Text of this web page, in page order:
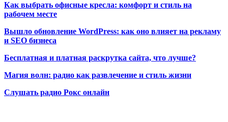
Как выбрать офисные кресла: комфорт и стиль на
рабочем месте
Вышло обновление WordPress: как оно влияет на рекламу
и SEO бизнеса
Бесплатная и платная раскрутка сайта, что лучше?
Магия волн: радио как развлечение и стиль жизни
Слушать радио Рокс онлайн